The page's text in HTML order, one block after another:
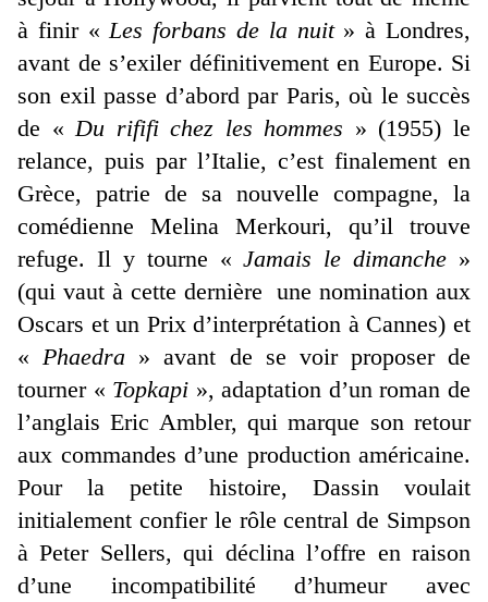
à finir « Les forbans de la nuit» à Londres,
avant de s’exiler définitivement en Europe. Si
son exil passe d’abord par Paris, où le succès
de « Du rififi chez les hommes » (1955) le
relance, puis par l’Italie, c’est finalement en
Grèce, patrie de sa nouvelle compagne, la
comédienne Melina Merkouri, qu’il trouve
refuge. Il y tourne «Jamais le dimanche »
(qui vaut à cette dernière une nomination aux
Oscars et un Prix d’interprétation à Cannes) et
« Phaedra » avant de se voir proposer de
tourner « Topkapi », adaptation d’un roman de
l’anglais Eric Ambler, qui marque son retour
aux commandes d’une production américaine.
Pour la petite histoire, Dassin voulait
initialement confier le rôle central de Simpson
à Peter Sellers, qui déclina l’offre en raison
d’une incompatibilité d’humeur avec